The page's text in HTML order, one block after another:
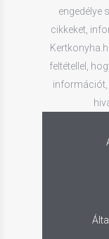
engedélye
cikkeket,
feltétellel,
információt,